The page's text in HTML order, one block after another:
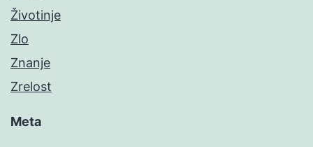
Životinje
Zlo
Znanje
Zrelost
Meta